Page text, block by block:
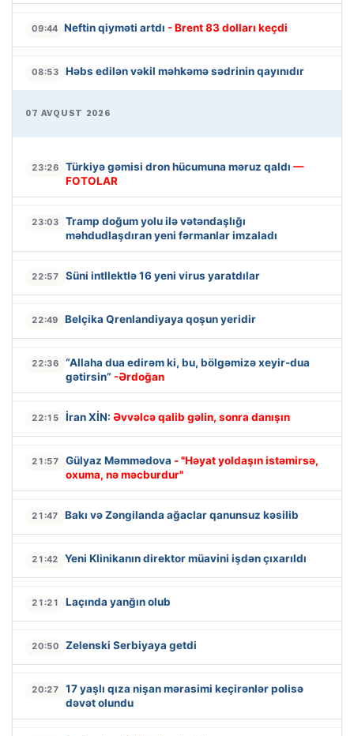
09:44 Neftin qiyməti artdı - Brent 83 dolları keçdi
08:53 Həbs edilən vəkil məhkəmə sədrinin qayınıdır
07 AVQUST 2026
23:26 Türkiyə gəmisi dron hücumuna məruz qaldı —
FOTOLAR
23:03
Tramp doğum yolu ilə vətəndaşlığı
məhdudlaşdıran yeni fərmanlar imzaladı
22:57 Süni intllektlə 16 yeni virus yaratdılar
22:49 Belçika Qrenlandiyaya qoşun yeridir
22:36
“Allaha dua edirəm ki, bu, bölgəmizə xeyir-dua
gətirsin” -Ərdoğan
22:15 İran XİN: Əvvəlcə qalib gəlin, sonra danışın
21:57 Gülyaz Məmmədova - "Həyat yoldaşın istəmirsə,
oxuma, nə məcburdur"
21:47 Bakı və Zəngilanda ağaclar qanunsuz kəsilib
21:42 Yeni Klinikanın direktor müavini işdən çıxarıldı
21:21 Laçında yanğın olub
20:50 Zelenski Serbiyaya getdi
20:27
17 yaşlı qıza nişan mərasimi keçirənlər polisə
dəvət olundu